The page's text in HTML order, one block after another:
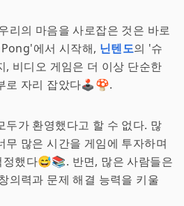
리의 마음을 사로잡은 것은 바로
에서 시작해, 닌텐도의 '슈
, 비디오 게임은 더 이상 단순한
로 자리 잡았다🕹️🍄.
두가 환영했다고 할 수 없다. 많
무 많은 시간을 게임에 투자하며
정했다😅📚. 반면, 많은 사람들은
의력과 문제 해결 능력을 키울